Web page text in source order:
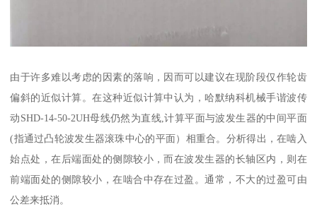
由于许多难以考虑的因素的落响，因而可以建议在现阶段仅作轮齿
偏斜的近似计算。在这种近似计算中认为，哈默纳科机械手谐波传
动SHD-14-50-2UH母线仍然为直线,计算平面与波发生器的中间平面
(指通过凸轮波发生器滚珠中心的平面）相重合。分析得出，在啮入
始点处，在后端面处的侧隙较小，而在波发生器的长轴区内，则在
前端面处的侧隙较小，在啮合中存在过盈。通常，不大的过盈可由
公差来抵消。